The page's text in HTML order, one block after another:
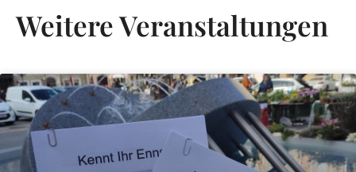
Weitere Veranstaltungen